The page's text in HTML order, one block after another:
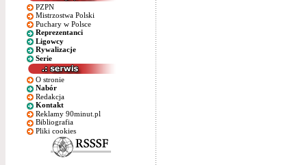
PZPN
Mistrzostwa Polski
Puchary w Polsce
Reprezentanci
Ligowcy
Rywalizacje
Serie
O stronie
Nabór
Redakcja
Kontakt
Reklamy 90minut.pl
Bibliografia
Pliki cookies